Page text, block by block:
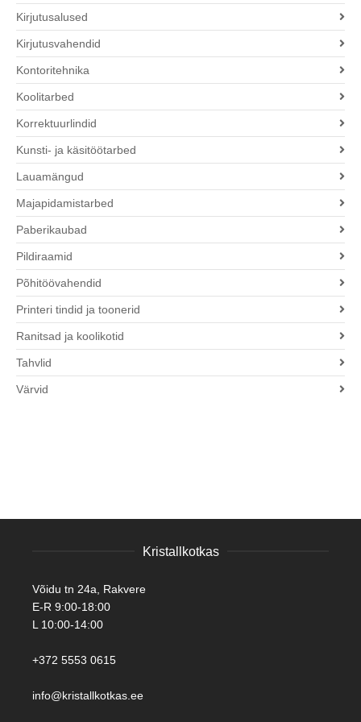
Kirjutusalused
Kirjutusvahendid
Kontoritehnika
Koolitarbed
Korrektuurlindid
Kunsti- ja käsitöötarbed
Lauamängud
Majapidamistarbed
Paberikaubad
Pildiraamid
Põhitöövahendid
Printeri tindid ja toonerid
Ranitsad ja koolikotid
Tahvlid
Värvid
Kristallkotkas
Võidu tn 24a, Rakvere
E-R 9:00-18:00
L 10:00-14:00
+372 5553 0615
info@kristallkotkas.ee